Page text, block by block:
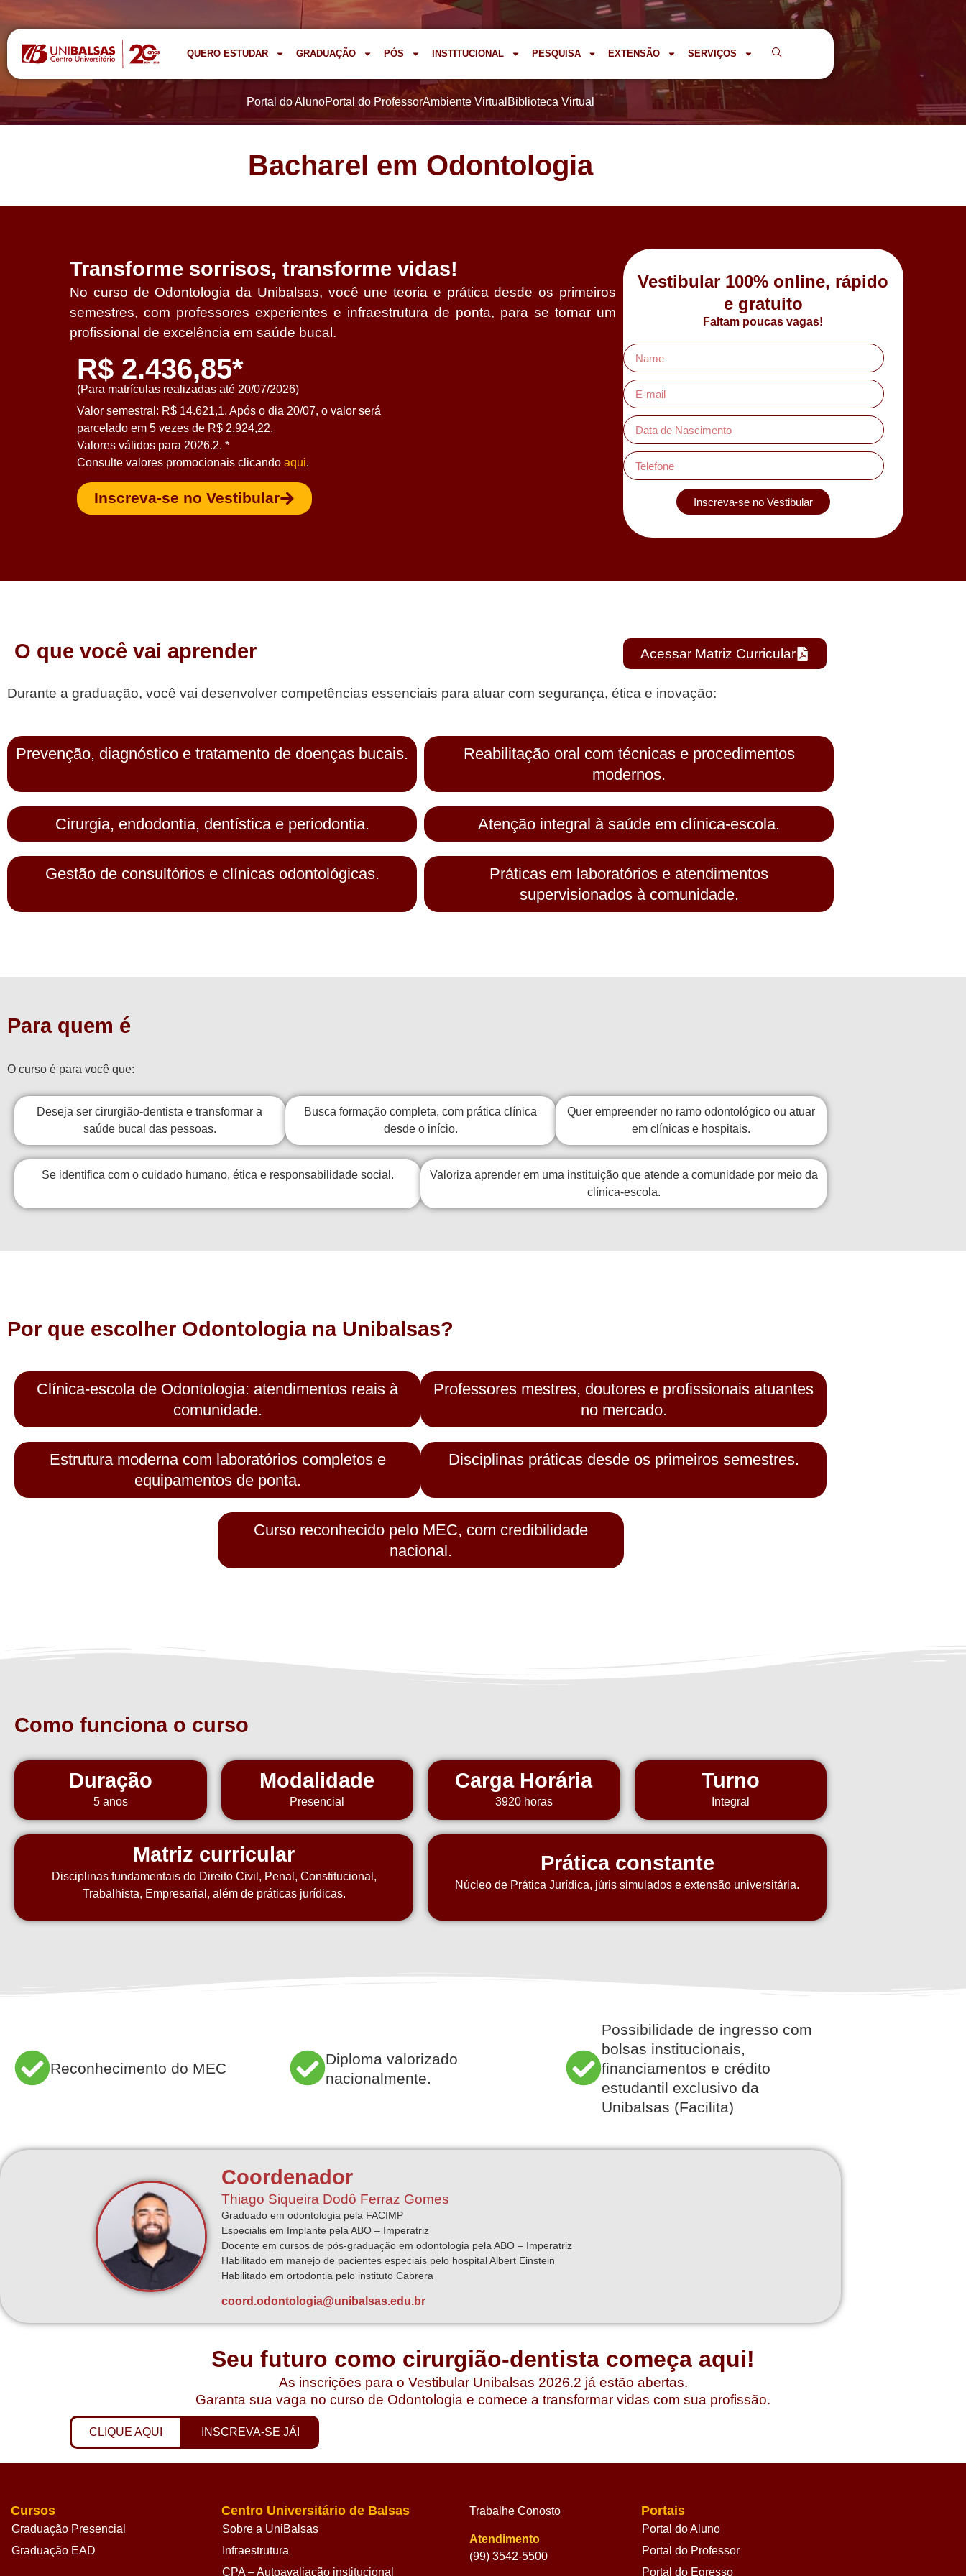
QUERO ESTUDAR GRADUAÇÃO PÓS INSTITUCIONAL PESQUISA EXTENSÃO SERVIÇOS
Portal do AlunoPortal do ProfessorAmbiente Virtual Biblioteca Virtual
Bacharel em Odontologia
Transforme sorrisos, transforme vidas!
No curso de Odontologia da Unibalsas, você une teoria e prática desde os primeiros
semestres, com professores experientes e infraestrutura de ponta, para se tornar um
profissional de excelência em saúde bucal.
R$ 2.436,85*
(Para matrículas realizadas até 20/07/2026)
Valor semestral: R$ 14.621,1. Após o dia 20/07, o valor será
parcelado em 5 vezes de R$ 2.924,22.
Valores válidos para 2026.2. *
Consulte valores promocionais clicando aqui.
Inscreva-se no Vestibular
Vestibular 100% online, rápido
e gratuito
Faltam poucas vagas!
Inscreva-se no Vestibular
O que você vai aprender Acessar Matriz Curricular
Durante a graduação, você vai desenvolver competências essenciais para atuar com segurança, ética e inovação:
Prevenção, diagnóstico e tratamento de doenças bucais.
Reabilitação oral com técnicas e procedimentos
modernos.
Cirurgia, endodontia, dentística e periodontia. Atenção integral à saúde em clínica-escola.
Gestão de consultórios e clínicas odontológicas.
Práticas em laboratórios e atendimentos
supervisionados à comunidade.
Para quem é
O curso é para você que:
Deseja ser cirurgião-dentista e transformar a
saúde bucal das pessoas.
Busca formação completa, com prática clínica
desde o início.
Quer empreender no ramo odontológico ou atuar
em clínicas e hospitais.
Se identifica com o cuidado humano, ética e responsabilidade social.
Valoriza aprender em uma instituição que atende a comunidade por meio da
clínica-escola.
Por que escolher Odontologia na Unibalsas?
Clínica-escola de Odontologia: atendimentos reais à
comunidade.
Professores mestres, doutores e profissionais atuantes
no mercado.
Estrutura moderna com laboratórios completos e
equipamentos de ponta.
Disciplinas práticas desde os primeiros semestres.
Curso reconhecido pelo MEC, com credibilidade
nacional.
Como funciona o curso
Duração
5 anos
Modalidade
Presencial
Carga Horária
3920 horas
Turno
Integral
Matriz curricular
Disciplinas fundamentais do Direito Civil, Penal, Constitucional,
Trabalhista, Empresarial, além de práticas jurídicas.
Prática constante
Núcleo de Prática Jurídica, júris simulados e extensão universitária.
Reconhecimento do MEC
Diploma valorizado
nacionalmente.
Possibilidade de ingresso com
bolsas institucionais,
financiamentos e crédito
estudantil exclusivo da
Unibalsas (Facilita)
Coordenador
Thiago Siqueira Dodô Ferraz Gomes
Graduado em odontologia pela FACIMP
Especialis em Implante pela ABO – Imperatriz
Docente em cursos de pós-graduação em odontologia pela ABO – Imperatriz
Habilitado em manejo de pacientes especiais pelo hospital Albert Einstein
Habilitado em ortodontia pelo instituto Cabrera
coord.odontologia@unibalsas.edu.br
Seu futuro como cirurgião-dentista começa aqui!
As inscrições para o Vestibular Unibalsas 2026.2 já estão abertas.
Garanta sua vaga no curso de Odontologia e comece a transformar vidas com sua profissão.
CLIQUE AQUI INSCREVA-SE JÁ!
Cursos
Graduação Presencial
Graduação EAD
Centro Universitário de Balsas
Sobre a UniBalsas
Infraestrutura
CPA – Autoavaliação institucional
Trabalhe Conosto
Atendimento
(99) 3542-5500
Portais
Portal do Aluno
Portal do Professor
Portal do Egresso